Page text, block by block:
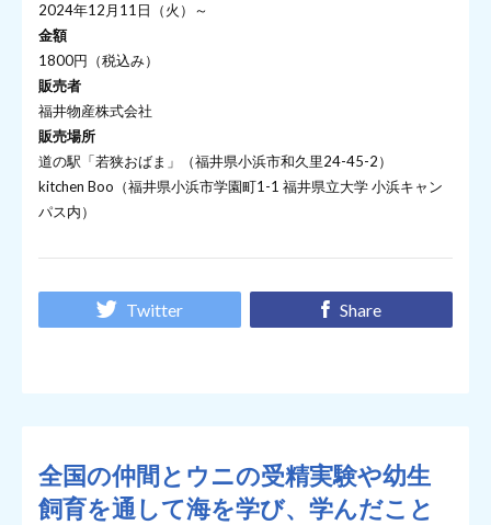
2024年12月11日（火）～
金額
1800円（税込み）
販売者
福井物産株式会社
販売場所
道の駅「若狭おばま」（福井県小浜市和久里24-45-2）
kitchen Boo（福井県小浜市学園町1-1 福井県立大学 小浜キャン
パス内）
Twitter Share
全国の仲間とウニの受精実験や幼生
飼育を通して海を学び、学んだこと